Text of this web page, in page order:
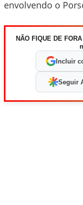
envolvendo o
NÃO FIQUE DE
Incluir
Seguir